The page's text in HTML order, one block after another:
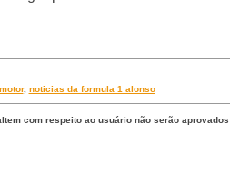
motor, noticias da formula 1 alonso
com respeito ao usuário não serão